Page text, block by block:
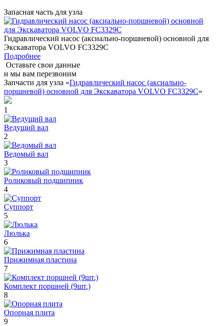
Запасная часть для узла
Гидравлический насос (аксиально-поршневой) основной для
Экскаватора VOLVO FC3329C
Подробнее
Оставьте свои данные
и мы вам перезвоним
Запчасти для узла «Гидравлический насос (аксиально-
поршневой) основной для Экскаватора VOLVO FC3329C»
1
Ведущий вал
2
Ведомый вал
3
Роликовый подшипник
4
Суппорт
5
Люлька
6
Прижимная пластина
7
Комплект поршней (9шт.)
8
Опорная плита
9